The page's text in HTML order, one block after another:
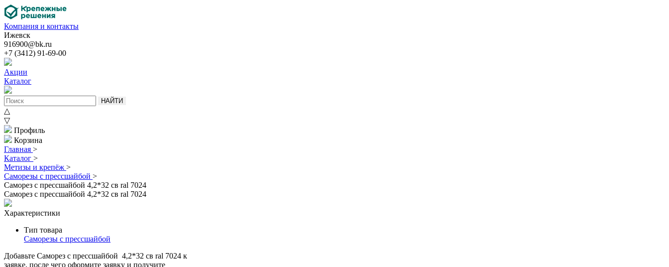
Компания и контакты
Ижевск
916900@bk.ru
+7 (3412) 91-69-00
Акции
Каталог
НАЙТИ
△
▽
Профиль
Корзина
Главная >
Каталог >
Метизы и крепёж >
Саморезы с прессшайбой >
Саморез с прессшайбой 4,2*32 св ral 7024
Саморез с прессшайбой 4,2*32 св ral 7024
Характеристики
Тип товара
Саморезы с прессшайбой
Добавьте Саморез с прессшайбой 4,2*32 св ral 7024 к
заявке, после чего оформите заявку и получите